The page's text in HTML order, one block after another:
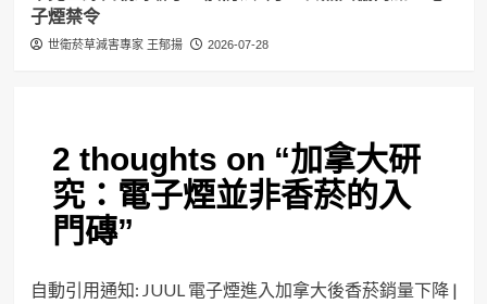
子煙禁令
世衛菸草減害專家 王郁揚 2026-07-28
2 thoughts on “加拿大研
究：電子煙並非香菸的入
門磚”
自動引用通知: JUUL 電子煙進入加拿大後香菸銷量下降 |